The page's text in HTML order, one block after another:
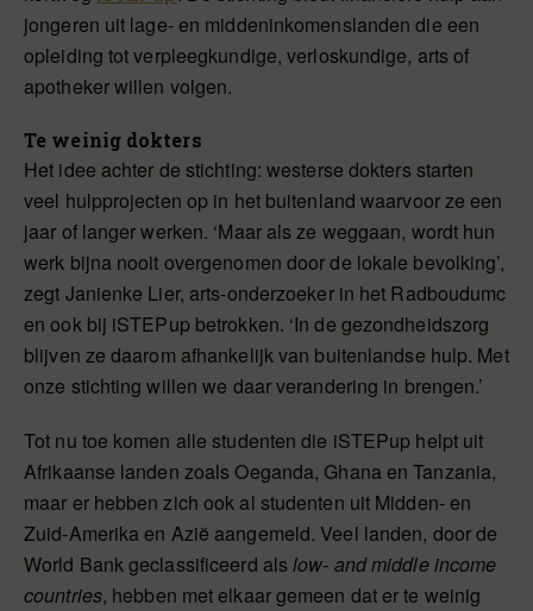
jongeren uit lage- en middeninkomenslanden die een
opleiding tot verpleegkundige, verloskundige, arts of
apotheker willen volgen.
Te weinig dokters
Het idee achter de stichting: westerse dokters starten
veel hulpprojecten op in het buitenland waarvoor ze een
jaar of langer werken. ‘Maar als ze weggaan, wordt hun
werk bijna nooit overgenomen door de lokale bevolking’,
zegt Janienke Lier, arts-onderzoeker in het Radboudumc
en ook bij iSTEPup betrokken. ‘In de gezondheidszorg
blijven ze daarom afhankelijk van buitenlandse hulp. Met
onze stichting willen we daar verandering in brengen.’
Tot nu toe komen alle studenten die iSTEPup helpt uit
Afrikaanse landen zoals Oeganda, Ghana en Tanzania,
maar er hebben zich ook al studenten uit Midden- en
Zuid-Amerika en Azië aangemeld. Veel landen, door de
World Bank geclassificeerd alslow- and middle income
countries, hebben met elkaar gemeen dat er te weinig